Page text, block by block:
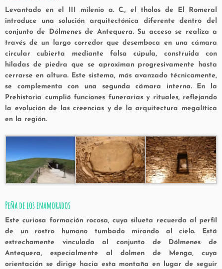
Levantado en el III milenio a. C., el tholos de El Romeral
introduce una solución arquitectónica diferente dentro del
conjunto de
Dólmenes de Antequera. Su acceso se realiza a
través de un largo corredor que desemboca en una cámara
circular cubierta mediante falsa cúpula, construida con
hiladas de piedra que se aproximan progresivamente hasta
cerrarse en altura. Este sistema, más avanzado técnicamente,
se complementa con una segunda cámara interna. En la
Prehistoria cumplió funciones funerarias y rituales, reflejando
la evolución de las creencias y de la arquitectura megalítica
en la región.
Peña de los enamorados
Este curiosa formación rocosa, cuya silueta recuerda al perfil
de un rostro humano tumbado mirando al cielo. Está
estrechamente vinculada al conjunto de Dólmenes de
Antequera, especialmente al dolmen de Menga, cuya
orientación se dirige hacia esta montaña en lugar de seguir